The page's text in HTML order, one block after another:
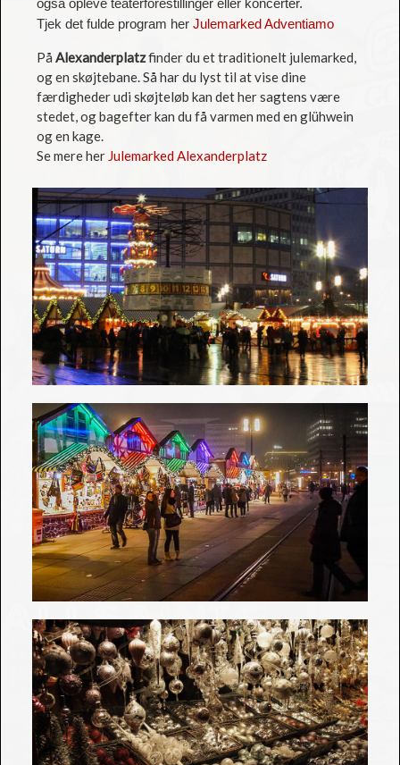
Tjek det fulde program her Julemarked Adventiamo
På Alexanderplatzfinder du et traditionelt julemarked,
og en skøjtebane. Så har du lyst til at vise dine
færdigheder udi skøjteløb kan det her sagtens være
stedet, og bagefter kan du få varmen med en glühwein
og en kage.
Se mere her Julemarked Alexanderplatz